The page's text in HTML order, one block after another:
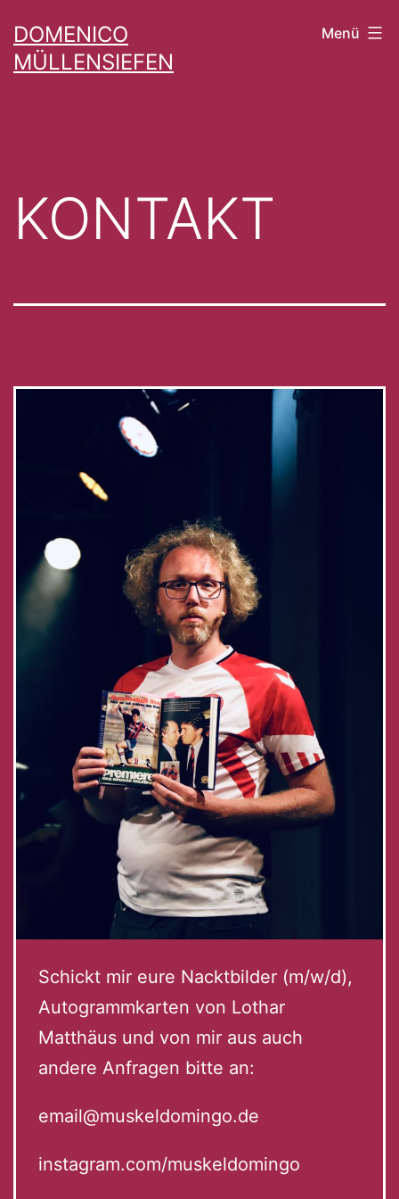
Inhalt
springen
DOMENICO
MÜLLENSIEFEN
Menü
KONTAKT
Schickt mir eure Nacktbilder (m/w/d),
Autogrammkarten von Lothar
Matthäus und von mir aus auch
andere Anfragen bitte an:
email@muskeldomingo.de
instagram.com/muskeldomingo